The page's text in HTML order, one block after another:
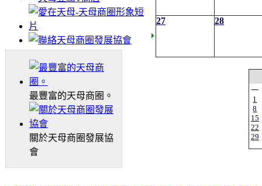
最豐富的天母商圈。
關於天母商圈發展協
會
27 28
一
1
8
15
22
29